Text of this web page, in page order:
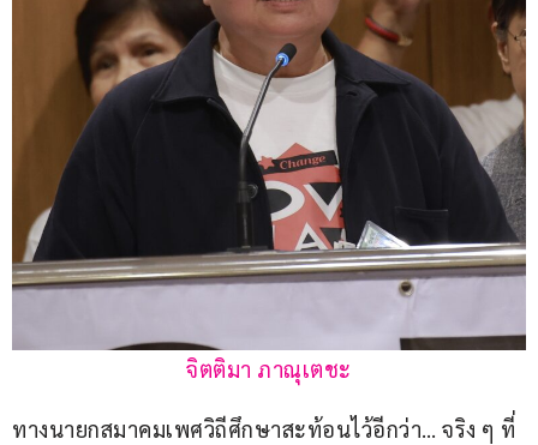
จิตติมา ภาณุเตชะ
ทางนายกสมาคมเพศวิถีศึกษาสะท้อนไว้อีกว่า… จริง ๆ ที่